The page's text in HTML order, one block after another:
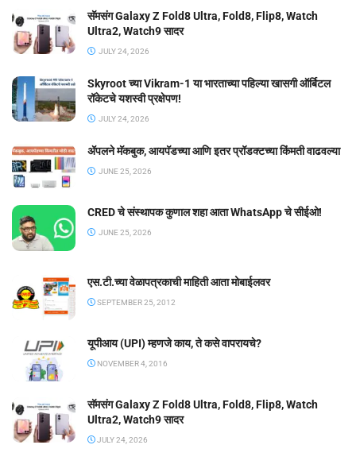
सॅमसंग Galaxy Z Fold8 Ultra, Fold8, Flip8, Watch
Ultra2, Watch9 सादर
JULY 24, 2026
Skyroot च्या Vikram-1 या भारताच्या पहिल्या खासगी ऑर्बिटल
रॉकेटचे यशस्वी प्रक्षेपण!
JULY 24, 2026
ॲपलने मॅकबुक, आयपॅडच्या आणि इतर प्रॉडक्टच्या किंमती वाढवल्या
JUNE 25, 2026
CRED चे संस्थापक कुणाल शहा आता WhatsApp चे सीईओ!
JUNE 25, 2026
एस.टी.च्या वेळापत्रकाची माहिती आता मोबाईलवर
SEPTEMBER 25, 2012
यूपीआय (UPI) म्हणजे काय, ते कसे वापरायचे?
NOVEMBER 4, 2016
सॅमसंग Galaxy Z Fold8 Ultra, Fold8, Flip8, Watch
Ultra2, Watch9 सादर
JULY 24, 2026